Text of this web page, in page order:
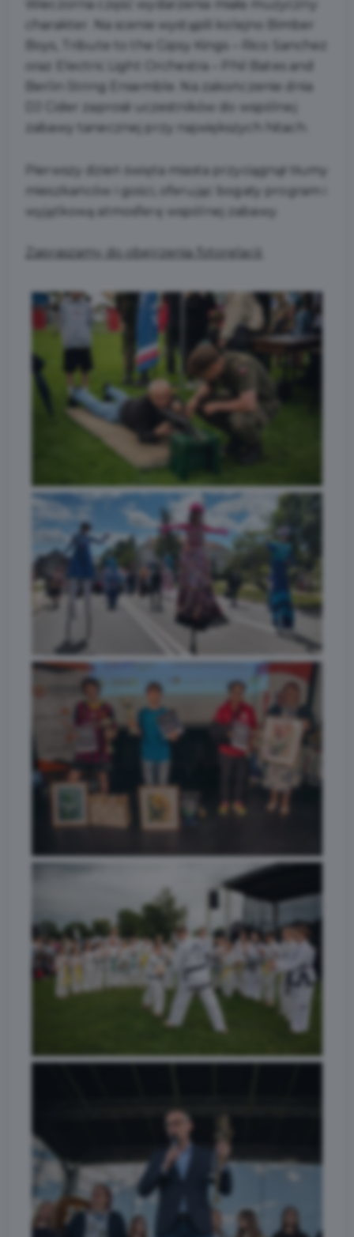
Wieczorna część wydarzenia miała muzyczny
charakter. Na scenie wystąpili kolejno Bimber
Boys, Tribute to the Gipsy Kings – Rico Sanchez
oraz Electric Light Orchestra
– Phil Bates and
Berlin String Ensemble. Na zakończenie dnia
DJ Cider zaprosił uczestników do wspólnej
zabawy tanecznej przy największych hitach.
Pierwszy dzień święta miasta przyciągnął tłumy
mieszkańców i gości, oferując bogaty program i
wyjątkową atmosferę wspólnej zabawy.
Zapraszamy do obejrzenia fotorelacji: